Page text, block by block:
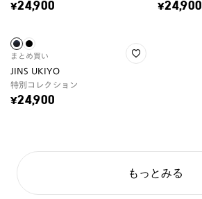
¥24,900 ¥24,900
まとめ買い
JINS UKIYO
特別コレクション
¥24,900
もっとみる